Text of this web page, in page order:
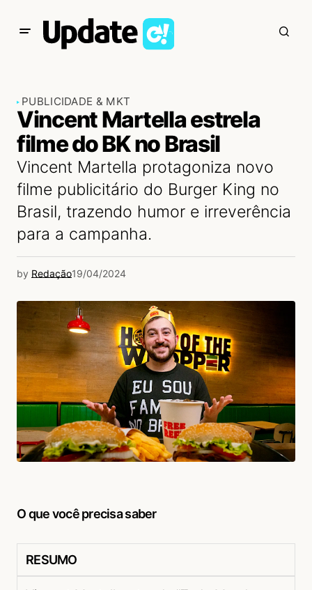
PUBLICIDADE & MKT
Vincent Martella estrela
filme do BK no Brasil
Vincent Martella protagoniza novo
filme publicitário do Burger King no
Brasil, trazendo humor e irreverência
para a campanha.
by Redação19/04/2024
O que você precisa saber
RESUMO